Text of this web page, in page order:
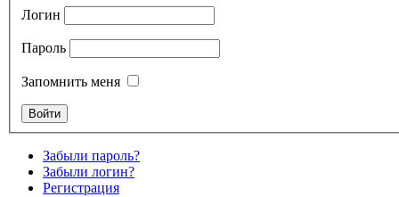
Логин
Пароль
Запомнить меня
Забыли пароль?
Забыли логин?
Регистрация